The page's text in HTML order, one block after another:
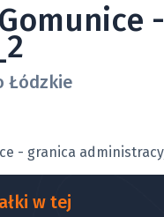
-
Łódzkie
w tej